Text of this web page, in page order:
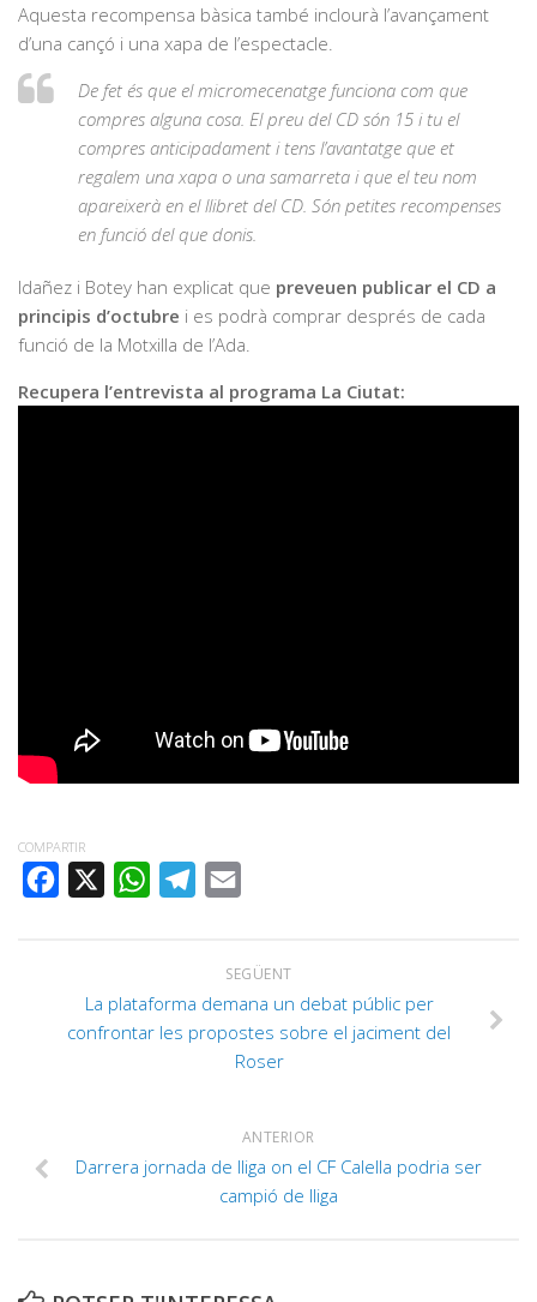
Aquesta recompensa bàsica també inclourà l’avançament
d’una cançó i una xapa de l’espectacle.
De fet és que el micromecenatge funciona com que
compres alguna cosa. El preu del CD són 15 i tu el
compres anticipadament i tens l’avantatge que et
regalem una xapa o una samarreta i que el teu nom
apareixerà en el llibret del CD. Són petites recompenses
en funció del que donis.
Idañez i Botey han explicat que preveuen publicar el CD a
principis d’octubre i es podrà comprar després de cada
funció de la Motxilla de l’Ada.
Recupera l’entrevista al programa La Ciutat:
COMPARTIR
FACEBOOK
WHATSAPPTELEGRAM
SEGÜENT
La plataforma demana un debat públic per
confrontar les propostes sobre el jaciment del
Roser
ANTERIOR
Darrera jornada de lliga on el CF Calella podria ser
campió de lliga